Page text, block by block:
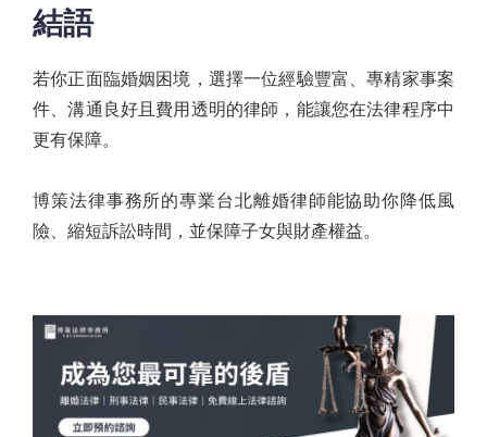
結語
若你正面臨婚姻困境，選擇一位經驗豐富、專精家事案
件、溝通良好且費用透明的律師，能讓您在法律程序中
更有保障。
博策法律事務所的專業台北離婚律師能協助你降低風
險、縮短訴訟時間，並保障子女與財產權益。